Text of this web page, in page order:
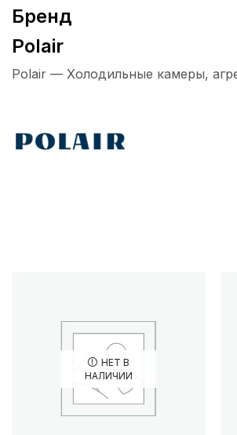
Бренд
Polair
Polair — Холодильные камеры,
НЕТ В
НАЛИЧИИ